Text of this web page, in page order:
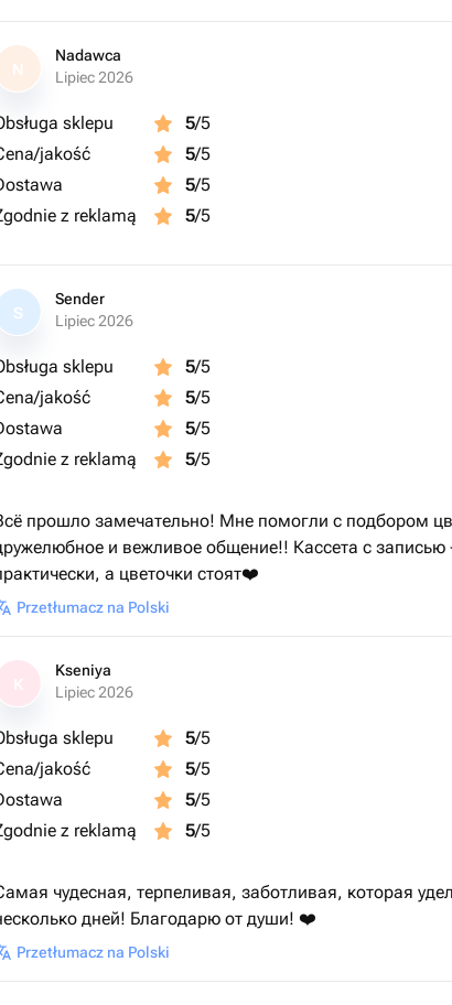
N
Nadawca
Lipiec 2026
sklepu 5/5
jakość
5/5
5/5
z reklamą
5/5
S
Sender
Lipiec 2026
sklepu 5/5
jakość
5/5
5/5
z reklamą
5/5
прошло замечательно! Мне помогли с подбором
и вежливое общение!! Кассета с
а цветочки стоят❤️
Przetłumacz na Polski
Kseniya
Lipiec 2026
sklepu 5/5
jakość
5/5
5/5
z reklamą
5/5
чудесная, терпеливая, заботливая, которая
дней! Благодарю от души! ❤️
Przetłumacz na Polski